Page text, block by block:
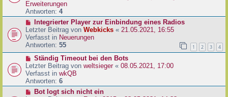
t
r
a
g
e
r
B
e
i
t
r
a
g
Erweiterungen
Antworten: 4
N
e
u
e
r
B
e
i
t
Integrierter Player zur Einbindung eines Radios
Letzter Beitrag von Webkicks « 21.05.2021, 16:55
Verfasst in Neuerungen
Antworten: 55 1 2 3 4
N
e
u
e
r
Ständig Timeout bei den Bots
Letzter Beitrag von weltsieger« 08.05.2021, 17:00
Verfasst in wkQB
Antworten: 6
NBot logt sich nicht ein